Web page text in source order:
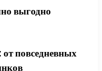
выгодно
повседневных